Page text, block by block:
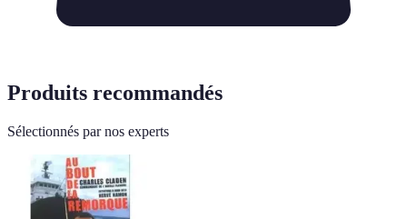
Produits recommandés
Sélectionnés par nos experts